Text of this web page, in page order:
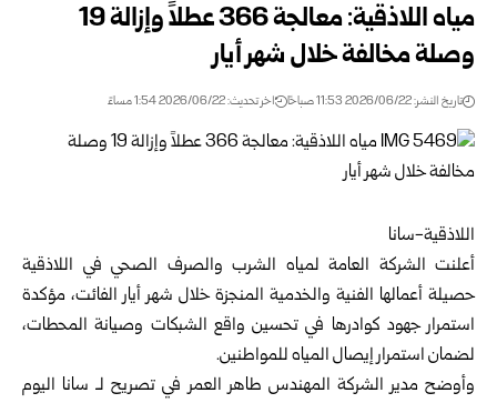
مياه اللاذقية: معالجة 366 عطلاً وإزالة 19
وصلة ‏مخالفة خلال شهر أيار
تاريخ النشر: 2026/06/22 11:53 صباحًا اخر تحديث: 2026/06/22 1:54 مساءً
اللاذقية-سانا
أعلنت الشركة العامة لمياه الشرب والصرف الصحي في ‏اللاذقية
حصيلة أعمالها الفنية والخدمية المنجزة خلال ‏شهر أيار الفائت، مؤكدة
استمرار جهود كوادرها في ‏تحسين واقع الشبكات وصيانة المحطات،
لضمان استمرار ‏إيصال المياه للمواطنين‎.‎
وأوضح مدير الشركة المهندس طاهر العمر في تصريح ‏لـ سانا اليوم